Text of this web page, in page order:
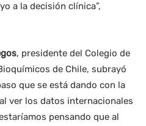
a la decisión clínica”,
, presidente del Colegio de
de Chile, subrayó
que se está dando con la
ver los datos internacionales
pensando que al